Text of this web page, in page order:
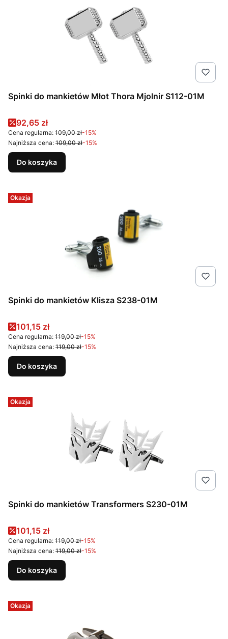
Spinki do mankietów Młot Thora Mjolnir S112-01M
Cena promocyjna
92,65 zł
Cena regularna: 109,00 zł-15%
Najniższa cena: 109,00 zł-15%
Do koszyka
Okazja
Spinki do mankietów Klisza S238-01M
Cena promocyjna
101,15 zł
Cena regularna: 119,00 zł-15%
Najniższa cena: 119,00 zł-15%
Do koszyka
Okazja
Spinki do mankietów Transformers S230-01M
Cena promocyjna
101,15 zł
Cena regularna: 119,00 zł-15%
Najniższa cena: 119,00 zł-15%
Do koszyka
Okazja